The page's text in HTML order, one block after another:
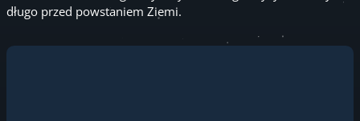
długo przed powstaniem Ziemi.